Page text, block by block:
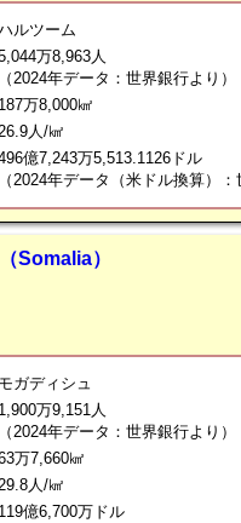
ルツーム
万8,963人
（2024年データ：世界銀行より）
187万8,000㎢
人/㎢
億7,243万5,513.1126ドル
（2024年データ（米ドル換算）：
Somalia）
モガディシュ
1,900万9,151人
（2024年データ：世界銀行より）
万7,660㎢
人/㎢
119億6,700万ドル